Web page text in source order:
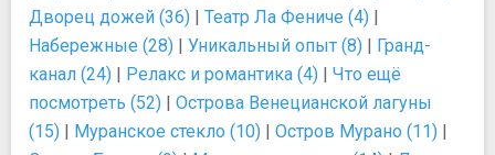
Дворец дожей (36) | Театр Ла Фениче (4) |
Набережные (28) | Уникальный опыт (8) | Гранд-
канал (24) | Релакс и романтика (4) | Что ещё
посмотреть (52) | Острова Венецианской лагуны
(15) | Муранское стекло (10) | Остров Мурано (11) |